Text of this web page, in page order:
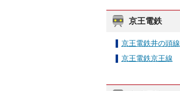
京王電鉄
京王電鉄井の頭線
京王電鉄京王線